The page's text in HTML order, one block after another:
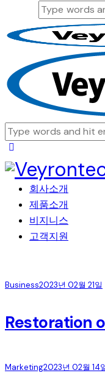
회사소개
제품소개
비지니스
고객지원
Business2023년 02월 21일
Restoration
Marketing2023년 02월 14